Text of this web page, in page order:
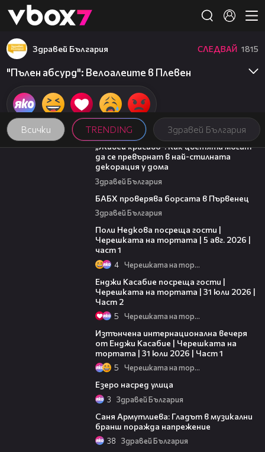
👾
Всички TRENDING Здравей България
Здравей България СЛЕДВАЙ 1815
"Пълен абсурд": Велоалеите в Плевен
04:11
„Живей красиво”: Как цветята могат
да се превърнат в най-стилната
декорация у дома
Здравей България
БАБХ проверява борсата в Първенец
Здравей България
Поли Недкова посреща гости |
Черешката на тортата | 5 авг. 2026 |
част 1
4 Черешката на тортата
Енджи Касабие посреща гости |
Черешката на тортата | 31 юли 2026 |
Част 2
5 Черешката на тортата
Изтънчена интернационална вечеря
от Енджи Касабие | Черешката на
тортата | 31 юли 2026 | Част 1
5 Черешката на тортата
Езеро насред улица
3 Здравей България
Саня Армутлиева: Гладът в музикални
бранш поражда напрежение
38 Здравей България